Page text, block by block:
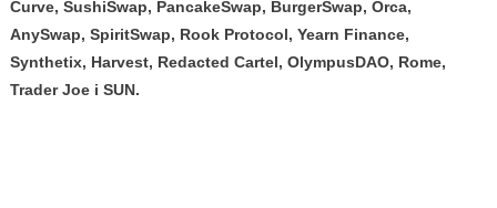
Curve, SushiSwap, PancakeSwap, BurgerSwap, Orca,
AnySwap, SpiritSwap, Rook Protocol, Yearn Finance,
Synthetix, Harvest, Redacted Cartel, OlympusDAO, Rome,
Trader Joe і SUN.